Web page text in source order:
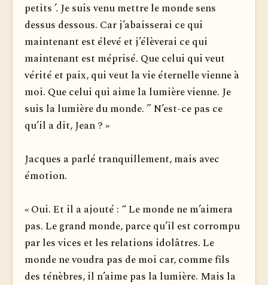
petits ’. Je suis venu mettre le monde sens
dessus dessous. Car j’abaisserai ce qui
maintenant est élevé et j’élèverai ce qui
maintenant est méprisé. Que celui qui veut
vérité et paix, qui veut la vie éternelle vienne à
moi. Que celui qui aime la lumière vienne. Je
suis la lumière du monde. ” N’est-ce pas ce
qu’il a dit, Jean ? »
Jacques a parlé tranquillement, mais avec
émotion.
« Oui. Et il a ajouté : “ Le monde ne m’aimera
pas. Le grand monde, parce qu’il est corrompu
par les vices et les relations idolâtres. Le
monde ne voudra pas de moi car, comme fils
des ténèbres, il n’aime pas la lumière. Mais la